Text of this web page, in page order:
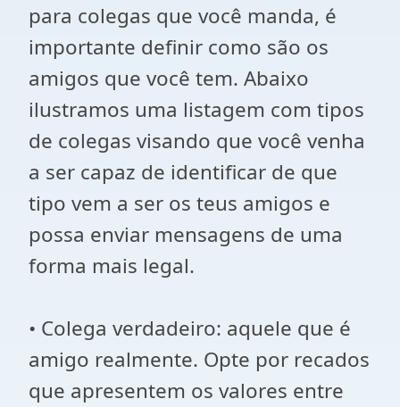
para colegas que você manda, é
importante definir como são os
amigos que você tem. Abaixo
ilustramos uma listagem com tipos
de colegas visando que você venha
a ser capaz de identificar de que
tipo vem a ser os teus amigos e
possa enviar mensagens de uma
forma mais legal.
• Colega verdadeiro: aquele que é
amigo realmente. Opte por recados
que apresentem os valores entre